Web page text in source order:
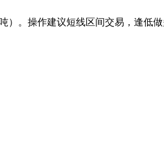
）。操作建议短线区间交易，逢低